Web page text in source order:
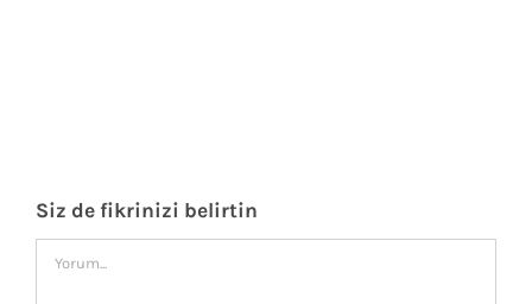
Siz de fikrinizi belirtin
Comment